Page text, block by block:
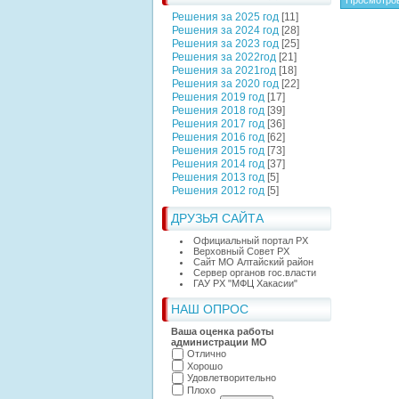
Решения за 2025 год [11]
Решения за 2024 год [28]
Решения за 2023 год [25]
Решения за 2022год [21]
Решения за 2021год [18]
Решения за 2020 год [22]
Решения 2019 год [17]
Решения 2018 год [39]
Решения 2017 год [36]
Решения 2016 год [62]
Решения 2015 год [73]
Решения 2014 год [37]
Решения 2013 год [5]
Решения 2012 год [5]
ДРУЗЬЯ САЙТА
Официальный портал РХ
Верховный Совет РХ
Сайт МО Алтайский район
Сервер органов гос.власти
ГАУ РХ "МФЦ Хакасии"
НАШ ОПРОС
Ваша оценка работы
администрации МО
Отлично
Хорошо
Удовлетворительно
Плохо